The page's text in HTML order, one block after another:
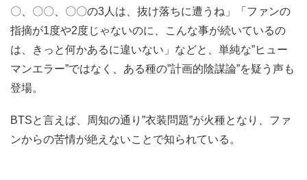
〇、〇〇、〇〇の3人は、抜け落ちに遭うね」「ファンの
指摘が1度や2度じゃないのに、こんな事が続いているの
は、きっと何かあるに違いない」などと、単純な”ヒュー
マンエラー”ではなく、ある種の”計画的陰謀論”を疑う声も
登場。
BTSと言えば、周知の通り”衣装問題”が火種となり、ファ
ンからの苦情が絶えないことで知られている。